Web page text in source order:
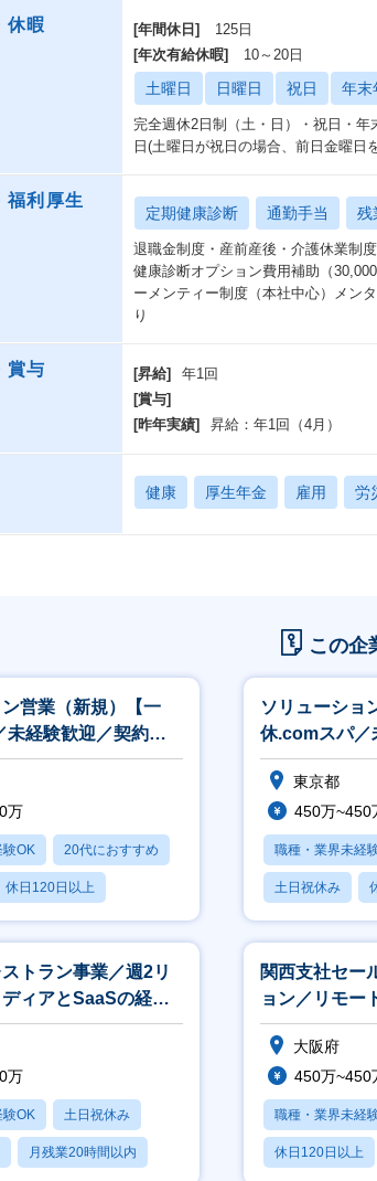
休暇 [年間休日]
125日
[年次有給休暇]
10～20日
土曜日 日曜日 祝日 年末
完全週休2日制（土・日）・祝日・
日(土曜日が祝日の場合、前日金曜
福利厚生
定期健康診断 通勤手当 残
退職金制度・産前産後・介護休業制
健康診断オプション費用補助（
ーメンティー制度（本社中心）メン
り
賞与 [昇給]
年1回
[賞与]
[昨年実績]
昇給：年1回（4月）
健康 厚生年金 雇用 労
この企
営業（新規）【一
未経験歓迎／契約社
】
万
験OK 20代におすすめ
休日120日以上
内
ソリューショ
休.comスパ／
員／週2リモ
東京都
450万~450
職種・業界未経
土日祝休み
月残業20時間以
トラン事業／週2リ
ィアとSaaSの経験
社員】
万
験OK 土日祝休み
月残業20時間以内
関西支社セー
ョン／リモー
／契約社員】
大阪府
450万~450
職種・業界未経
休日120日以上